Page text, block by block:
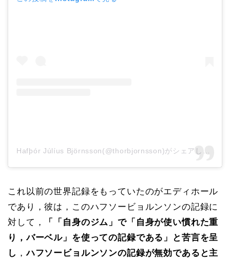
Hafþór Júlíus Björnsson(@thorbjornsson)がシェアした投稿
これ以前の世界記録をもっていたのがエディホール
であり，彼は，このハフソービョルンソンの記録に
対して，
「「自身のジム」で「自身が使い慣れた重
り，バーベル」を使っての記録である」と苦言を呈
し ，ハフソービョルンソンの記録が無効であると主